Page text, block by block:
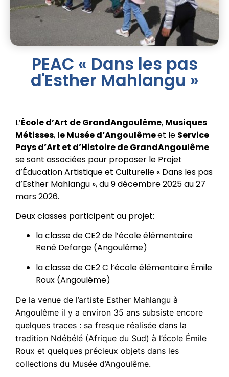
PEAC « Dans les pas
d'Esther Mahlangu »
L’École d’Art de GrandAngoulême, Musiques
Métisses, le Musée d’Angoulêmeet le Service
Pays d’Art et d’Histoire de GrandAngoulême
se sont associées pour proposer le Projet
d’Éducation Artistique et Culturelle « Dans les pas
d’Esther Mahlangu », du 9 décembre 2025 au 27
mars 2026.
Deux classes participent au projet:
la classe de CE2 de l’école élémentaire
René Defarge (Angoulême)
la classe de CE2 C l’école élémentaire Émile
Roux (Angoulême)
De la venue de l’artiste Esther Mahlangu à
Angoulême il y a environ 35 ans subsiste encore
quelques traces : sa fresque réalisée dans la
tradition Ndébélé (Afrique du Sud) à l’école Émile
Roux et quelques précieux objets dans les
collections du Musée d’Angoulême.